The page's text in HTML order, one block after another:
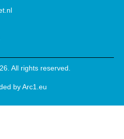
All rights reserved.
by Arc1.eu